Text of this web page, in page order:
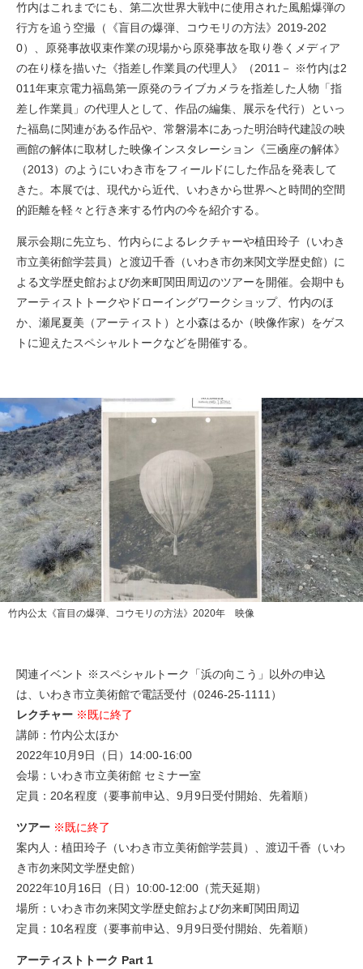
竹内はこれまでにも、第二次世界大戦中に使用された風船爆弾の
行方を追う空撮（《盲目の爆弾、コウモリの方法》2019-202
0）、原発事故収束作業の現場から原発事故を取り巻くメディア
の在り様を描いた《指差し作業員の代理人》（2011－ ※竹内は2
011年東京電力福島第一原発のライブカメラを指差した人物「指
差し作業員」の代理人として、作品の編集、展示を代行）といっ
た福島に関連がある作品や、常磐湯本にあった明治時代建設の映
画館の解体に取材した映像インスタレーション《三凾座の解体》
（2013）のようにいわき市をフィールドにした作品を発表して
きた。本展では、現代から近代、いわきから世界へと時間的空間
的距離を軽々と行き来する竹内の今を紹介する。
展示会期に先立ち、竹内らによるレクチャーや植田玲子（いわき
市立美術館学芸員）と渡辺千香（いわき市勿来関文学歴史館）に
よる文学歴史館および勿来町関田周辺のツアーを開催。会期中も
アーティストトークやドローイングワークショップ、竹内のほ
か、瀬尾夏美（アーティスト）と小森はるか（映像作家）をゲス
トに迎えたスペシャルトークなどを開催する。
竹内公太《盲目の爆弾、コウモリの方法》2020年 映像
関連イベント ※スペシャルトーク「浜の向こう」以外の申込
は、いわき市立美術館で電話受付（0246-25-1111）
レクチャー ※既に終了
講師：竹内公太ほか
2022年10月9日（日）14:00-16:00
会場：いわき市立美術館 セミナー室
定員：20名程度（要事前申込、9月9日受付開始、先着順）
ツアー ※既に終了
案内人：植田玲子（いわき市立美術館学芸員）、渡辺千香（いわ
き市勿来関文学歴史館）
2022年10月16日（日）10:00-12:00（荒天延期）
場所：いわき市勿来関文学歴史館および勿来町関田周辺
定員：10名程度（要事前申込、9月9日受付開始、先着順）
アーティストトーク Part 1